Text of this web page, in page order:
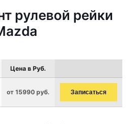
рулевой рейки
Цена в Руб.
от 15990 руб. Записаться